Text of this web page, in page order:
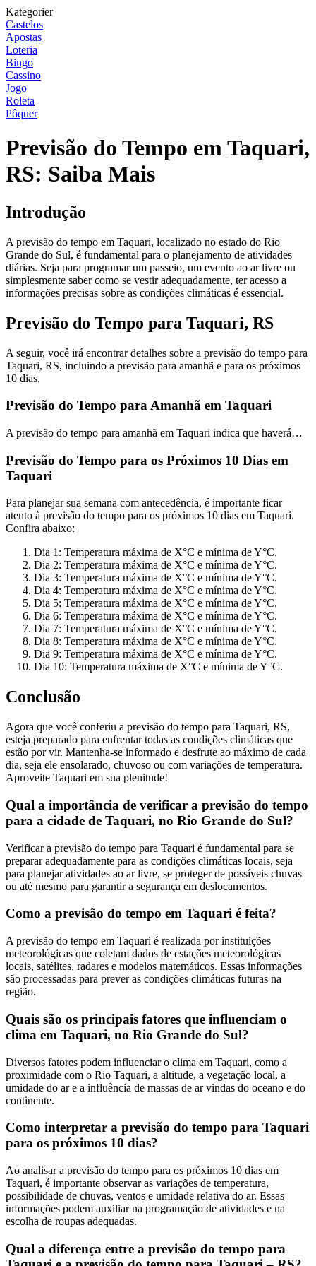
Kategorier
Castelos
Apostas
Loteria
Bingo
Cassino
Jogo
Roleta
Pôquer
Previsão do Tempo em Taquari,
RS: Saiba Mais
Introdução
A previsão do tempo em Taquari, localizado no estado do Rio
Grande do Sul, é fundamental para o planejamento de atividades
diárias. Seja para programar um passeio, um evento ao ar livre ou
simplesmente saber como se vestir adequadamente, ter acesso a
informações precisas sobre as condições climáticas é essencial.
Previsão do Tempo para Taquari, RS
A seguir, você irá encontrar detalhes sobre a previsão do tempo para
Taquari, RS, incluindo a previsão para amanhã e para os próximos
10 dias.
Previsão do Tempo para Amanhã em Taquari
A previsão do tempo para amanhã em Taquari indica que haverá…
Previsão do Tempo para os Próximos 10 Dias em
Taquari
Para planejar sua semana com antecedência, é importante ficar
atento à previsão do tempo para os próximos 10 dias em Taquari.
Confira abaixo:
Dia 1: Temperatura máxima de X°C e mínima de Y°C.
Dia 2: Temperatura máxima de X°C e mínima de Y°C.
Dia 3: Temperatura máxima de X°C e mínima de Y°C.
Dia 4: Temperatura máxima de X°C e mínima de Y°C.
Dia 5: Temperatura máxima de X°C e mínima de Y°C.
Dia 6: Temperatura máxima de X°C e mínima de Y°C.
Dia 7: Temperatura máxima de X°C e mínima de Y°C.
Dia 8: Temperatura máxima de X°C e mínima de Y°C.
Dia 9: Temperatura máxima de X°C e mínima de Y°C.
Dia 10: Temperatura máxima de X°C e mínima de Y°C.
Conclusão
Agora que você conferiu a previsão do tempo para Taquari, RS,
esteja preparado para enfrentar todas as condições climáticas que
estão por vir. Mantenha-se informado e desfrute ao máximo de cada
dia, seja ele ensolarado, chuvoso ou com variações de temperatura.
Aproveite Taquari em sua plenitude!
Qual a importância de verificar a previsão do tempo
para a cidade de Taquari, no Rio Grande do Sul?
Verificar a previsão do tempo para Taquari é fundamental para se
preparar adequadamente para as condições climáticas locais, seja
para planejar atividades ao ar livre, se proteger de possíveis chuvas
ou até mesmo para garantir a segurança em deslocamentos.
Como a previsão do tempo em Taquari é feita?
A previsão do tempo em Taquari é realizada por instituições
meteorológicas que coletam dados de estações meteorológicas
locais, satélites, radares e modelos matemáticos. Essas informações
são processadas para prever as condições climáticas futuras na
região.
Quais são os principais fatores que influenciam o
clima em Taquari, no Rio Grande do Sul?
Diversos fatores podem influenciar o clima em Taquari, como a
proximidade com o Rio Taquari, a altitude, a vegetação local, a
umidade do ar e a influência de massas de ar vindas do oceano e do
continente.
Como interpretar a previsão do tempo para Taquari
para os próximos 10 dias?
Ao analisar a previsão do tempo para os próximos 10 dias em
Taquari, é importante observar as variações de temperatura,
possibilidade de chuvas, ventos e umidade relativa do ar. Essas
informações podem auxiliar na programação de atividades e na
escolha de roupas adequadas.
Qual a diferença entre a previsão do tempo para